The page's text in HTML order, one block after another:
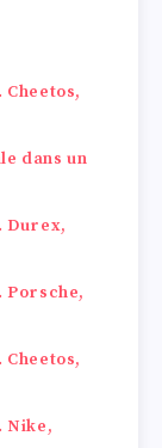
dans un
Durex,
Porsche,
Nike,